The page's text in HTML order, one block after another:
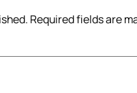
Required fields are